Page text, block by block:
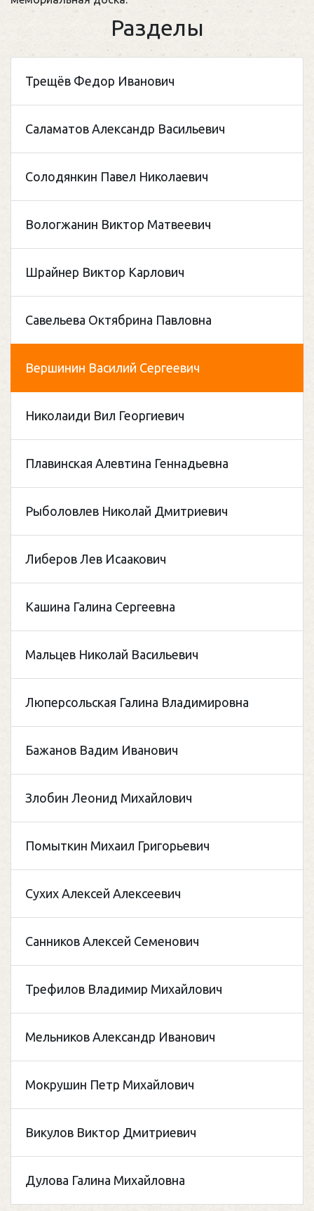
Разделы
Трещёв Федор Иванович
Саламатов Александр Васильевич
Солодянкин Павел Николаевич
Вологжанин Виктор Матвеевич
Шрайнер Виктор Карлович
Савельева Октябрина Павловна
Вершинин Василий Сергеевич
Николаиди Вил Георгиевич
Плавинская Алевтина Геннадьевна
Рыболовлев Николай Дмитриевич
Либеров Лев Исаакович
Кашина Галина Сергеевна
Мальцев Николай Васильевич
Люперсольская Галина Владимировна
Бажанов Вадим Иванович
Злобин Леонид Михайлович
Помыткин Михаил Григорьевич
Сухих Алексей Алексеевич
Санников Алексей Семенович
Трефилов Владимир Михайлович
Мельников Александр Иванович
Мокрушин Петр Михайлович
Викулов Виктор Дмитриевич
Дулова Галина Михайловна